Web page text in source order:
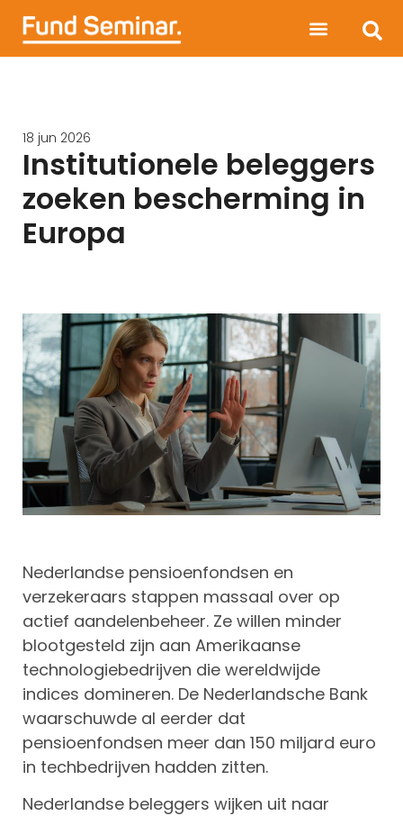
18 jun 2026
Institutionele beleggers
zoeken bescherming in
Europa
Nederlandse pensioenfondsen en
verzekeraars stappen massaal over op
actief aandelenbeheer. Ze willen minder
blootgesteld zijn aan Amerikaanse
technologiebedrijven die wereldwijde
indices domineren. De Nederlandsche Bank
waarschuwde al eerder dat
pensioenfondsen meer dan 150 miljard euro
in techbedrijven hadden zitten.
Nederlandse beleggers wijken uit naar